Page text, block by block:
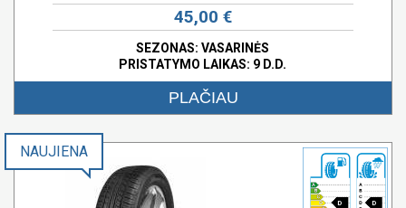
45,00 €
SEZONAS: VASARINĖS
PRISTATYMO LAIKAS: 9 D.D.
PLAČIAU
D D
NAUJIENA